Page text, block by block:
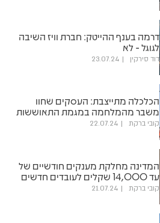
דרמה בענף ההייטק: חברת וויז השיבה
לגוגל - לא
דוד סירקין 23.07.24
הכלכלה מתייצבת: העסקים שחוו
משבר מהמלחמה במגמת התאוששות
קובי ברקת 22.07.24
המדינה מחלקת מענקים חודשיים של
עד 14,000 שקלים לעובדים חדשים
קובי ברקת 21.07.24